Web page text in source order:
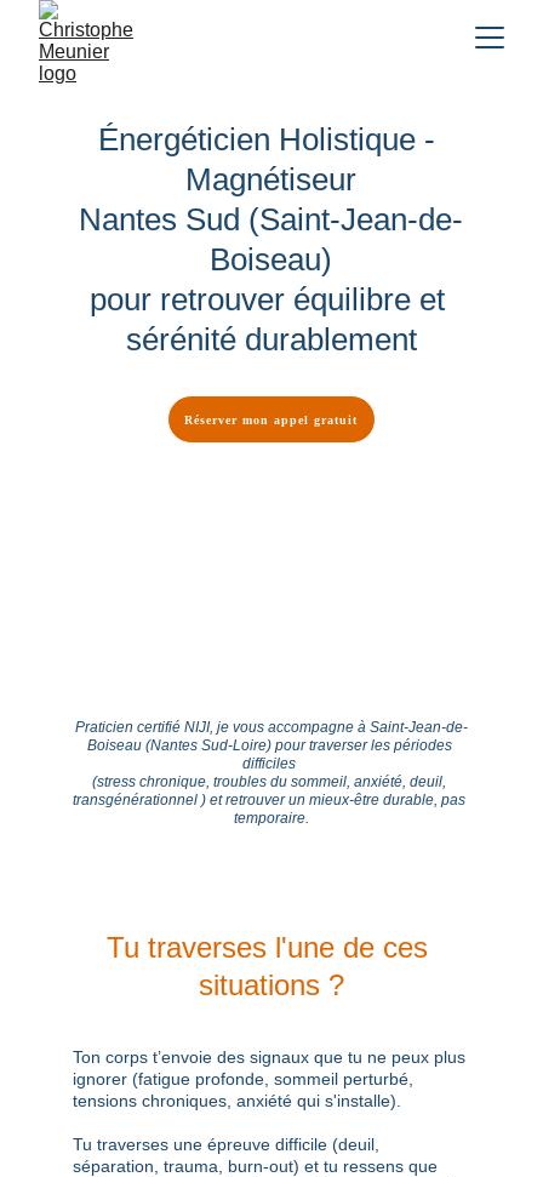
Énergéticien Holistique -
Magnétiseur
Nantes Sud (Saint-Jean-de-
Boiseau)
pour retrouver équilibre et
sérénité durablement
Réserver mon appel gratuit
Praticien certifié NIJI, je vous accompagne à Saint-Jean-de-
Boiseau (Nantes Sud-Loire) pour traverser les périodes
difficiles
(stress chronique, troubles du sommeil, anxiété, deuil,
transgénérationnel ) et retrouver un mieux-être durable, pas
temporaire.
Tu traverses l'une de ces
situations ?
Ton corps t’envoie des signaux que tu ne peux plus
ignorer (fatigue profonde, sommeil perturbé,
tensions chroniques, anxiété qui s'installe).
Tu traverses une épreuve difficile (deuil,
séparation, trauma, burn-out) et tu ressens que